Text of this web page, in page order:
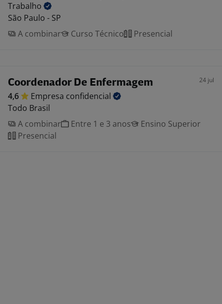
Trabalho
São Paulo - SP
A combinar
Curso Técnico Presencial
Coordenador De Enfermagem 24 jul
4,6 Empresa confidencial
Todo Brasil
A combinar
Entre 1 e 3 anos
Ensino Superior
Presencial